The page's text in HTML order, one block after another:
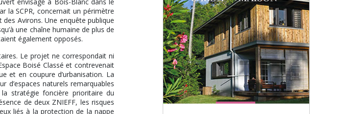
la SCPR, concernait un périmètre
Avirons. Une enquête publique
une chaîne humaine de plus de
également opposés.
Le projet ne correspondait ni
Boisé Classé et contrevenait
et en coupure d’urbanisation. La
naturels remarquables
stratégie foncière prioritaire du
de deux ZNIEFF, les risques
liés à la protection de la nappe